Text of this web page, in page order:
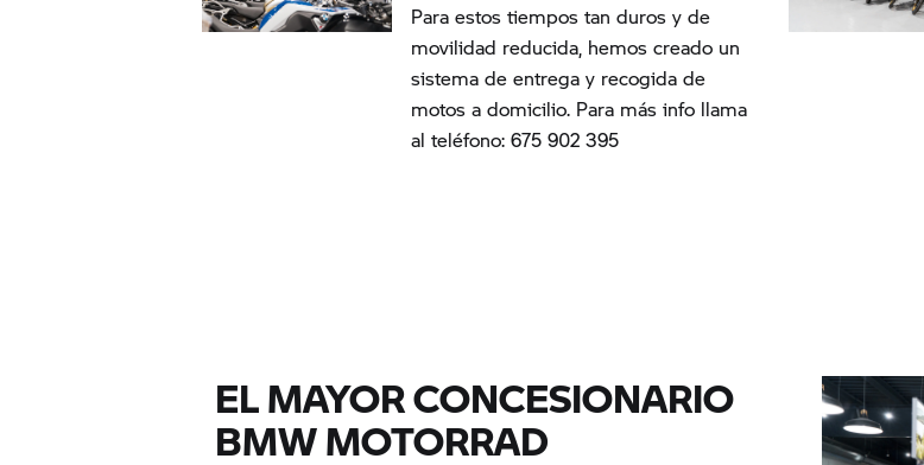
Para estos tiempos tan duros y de
movilidad reducida, hemos creado un
sistema de entrega y recogida de
motos a domicilio. Para más info llama
al teléfono: 675 902 395
EL MAYOR CONCESIONARIO
BMW MOTORRAD